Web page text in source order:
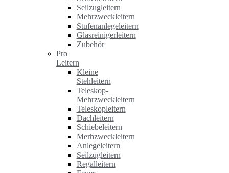
Seilzugleitern
Mehrzweckleitern
Stufenanlegeleitern
Glasreinigerleitern
Zubehör
Pro
Leitern
Kleine
Stehleitern
Teleskop-
Mehrzweckleitern
Teleskopleitern
Dachleitern
Schiebeleitern
Merhzweckleitern
Anlegeleitern
Seilzugleitern
Regalleitern